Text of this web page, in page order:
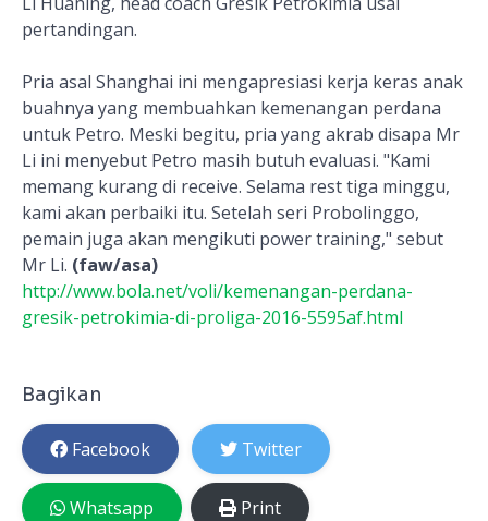
pertandingan.
Pria asal Shanghai ini mengapresiasi kerja keras anak
buahnya yang membuahkan kemenangan perdana
untuk Petro. Meski begitu, pria yang akrab disapa Mr
Li ini menyebut Petro masih butuh evaluasi. "Kami
memang kurang di receive. Selama rest tiga minggu,
kami akan perbaiki itu. Setelah seri Probolinggo,
pemain juga akan mengikuti power training," sebut
Mr Li. (faw/asa)
http://www.bola.net/voli/kemenangan-perdana-
gresik-petrokimia-di-proliga-2016-5595af.html
Bagikan
Facebook Twitter
Whatsapp Print